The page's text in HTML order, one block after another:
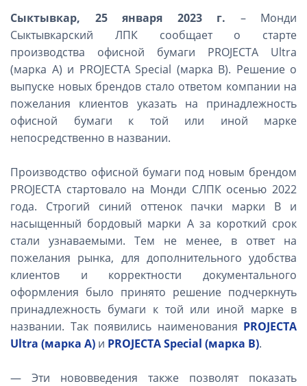
Сыктывкар, 25 января 2023 г. – Монди
Сыктывкарский ЛПК сообщает о старте
производства офисной бумаги PROJECTA Ultra
(марка А) и PROJECTA Special (марка В). Решение о
выпуске новых брендов стало ответом компании на
пожелания клиентов указать на принадлежность
офисной бумаги к той или иной марке
непосредственно в названии.
Производство офисной бумаги под новым брендом
PROJECTA стартовало на Монди СЛПК осенью 2022
года. Строгий синий оттенок пачки марки В и
насыщенный бордовый марки А за короткий срок
стали узнаваемыми. Тем не менее, в ответ на
пожелания рынка, для дополнительного удобства
клиентов и корректности документального
оформления было принято решение подчеркнуть
принадлежность бумаги к той или иной марке в
названии. Так появились наименования PROJECTA
Ultra (марка А) и PROJECTA Special (марка В).
— Эти нововведения также позволят показать